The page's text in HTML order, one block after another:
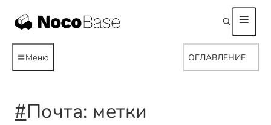
Меню ОГЛАВЛЕНИЕ
#Почта: метки